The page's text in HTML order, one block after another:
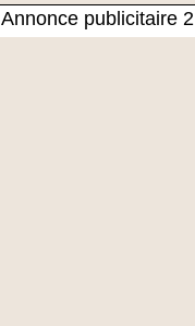
Annonce publicitaire 2